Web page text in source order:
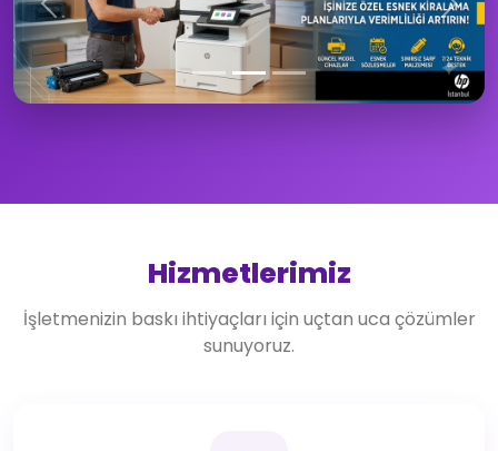
Önceki
Hizmetlerimiz
İşletmenizin baskı ihtiyaçları için uçtan uca çözümler
sunuyoruz.